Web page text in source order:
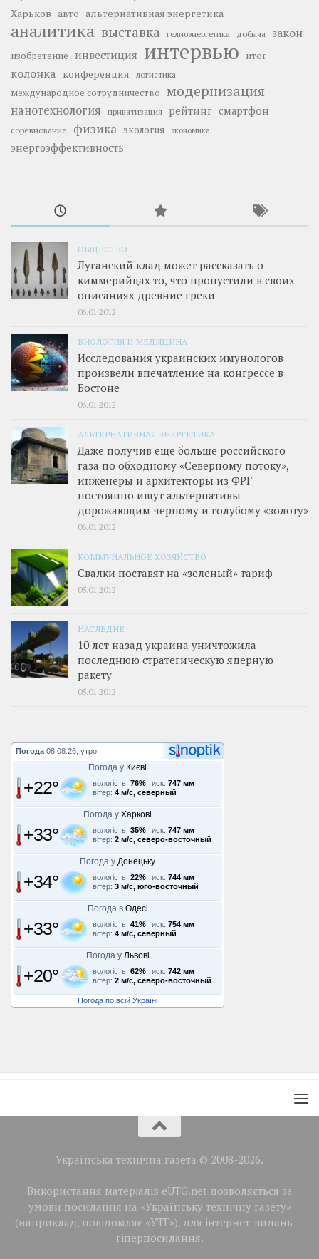
Харьков авто альтернативная энергетика
аналитика выставка гелиоэнергетика добыча закон
изобретение инвестиция интервью итог
колонка конференция логистика
международное сотрудничество модернизация
нанотехнология приватизация рейтинг смартфон
соревнование физика экология экономика
энергоэффективность
ОБЩЕСТВО
Луганский клад может рассказать о
киммерийцах то, что пропустили в своих
описаниях древние греки
06.01.2012
БИОЛОГИЯ И МЕДИЦИНА
Исследования украинских имунологов
произвели впечатление на конгрессе в
Бостоне
06.01.2012
АЛЬТЕРНАТИВНАЯ ЭНЕРГЕТИКА
Даже получив еще больше российского
газа по обходному «Северному потоку»,
инженеры и архитекторы из ФРГ
постоянно ищут альтернативы
дорожающим черному и голубому «золоту»
06.01.2012
КОММУНАЛЬНОЕ ХОЗЯЙСТВО
Свалки поставят на «зеленый» тариф
05.01.2012
НАСЛЕДИЕ
10 лет назад украина уничтожила
последнюю стратегическую ядерную
ракету
05.01.2012
Погода 08.08.26, утро
Погода у Києві
+22° вологість: 76% тиск: 747 мм
вітер: 4 м/с, северный
Погода у Харкові
+33° вологість: 35% тиск: 747 мм
вітер: 2 м/с, северо-восточный
Погода у Донецьку
+34° вологість: 22% тиск: 744 мм
вітер: 3 м/с, юго-восточный
Погода в Одесі
+33° вологість: 41% тиск: 754 мм
вітер: 4 м/с, северный
Погода у Львові
+20° вологість: 62% тиск: 742 мм
вітер: 2 м/с, северо-восточный
Погода по всій Україні
Українська технічна газета © 2008-2026.
Використання матеріалів eUTG.net дозволяється за
умови посилання на «Українську технічну газету»
(наприклад, повідомляє «УТГ»), для інтернет-видань —
гіперпосилання.